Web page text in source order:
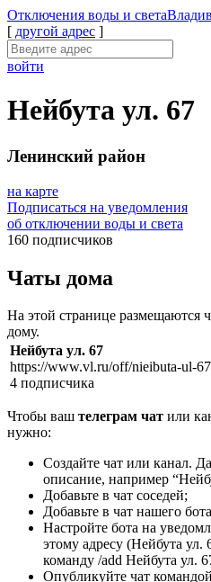
Отключения воды и света
[ другой адрес ]
войти
Нейбута ул. 67
Ленинский район
на карте
Подписаться на уведомления
об отключении воды и света
160 подписчиков
Чаты дома
На этой странице размещаются
дому.
Нейбута ул. 67
https://www.vl.ru/off/nieibuta-ul-
4 подписчика
Чтобы ваш телеграм чат или
нужно:
Создайте чат или канал.
описание, например
Добавьте в чат соседей;
Добавьте в чат нашего бота
Настройте бота на
этому адресу (Нейбута ул.
команду /add Нейбута ул.
Опубликуйте чат